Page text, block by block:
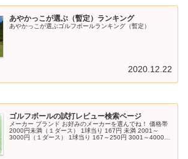
あやかっこが選ぶ（暫定）ランキング
あやかっこが選ぶゴルフボールランキング（暫定）
2020.12.22
ゴルフボールの試打レビュー検索ページ
メーカー ブランド お好みのメーカーを選んでね！ 価格帯
2000円未満（１ダース） 1球当り 167円 未満 2001～
3000円（１ダース） 1球当り 167～250円 3001～4000円